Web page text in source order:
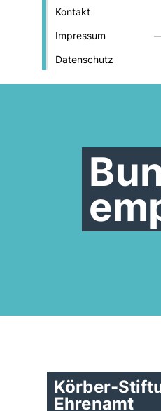
Kontakt
Impressum
Datenschutz
Körber-
Ehrenamt